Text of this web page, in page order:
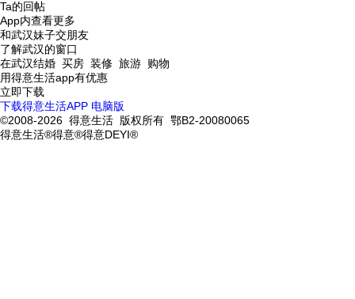
Ta的回帖
App内查看更多
和武汉妹子交朋友
了解武汉的窗口
在武汉结婚 买房 装修 旅游 购物
用得意生活app有优惠
立即下载
下载得意生活APP 电脑版
©2008-2026 得意生活 版权所有 鄂B2-20080065
得意生活®得意®得意DEYI®